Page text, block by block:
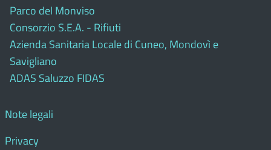
Parco del Monviso
Consorzio S.E.A. - Rifiuti
Azienda Sanitaria Locale di Cuneo, Mondovì e
Savigliano
ADAS Saluzzo FIDAS
Note legali
Privacy